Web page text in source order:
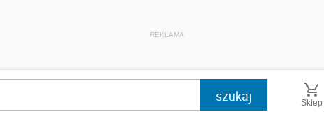
REKLAMA
Sklep